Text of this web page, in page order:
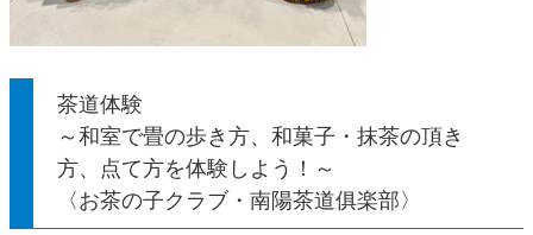
茶道体験
～和室で畳の歩き方、和菓子・抹茶の頂き
方、点て方を体験しよう！～
〈お茶の子クラブ・南陽茶道俱楽部〉